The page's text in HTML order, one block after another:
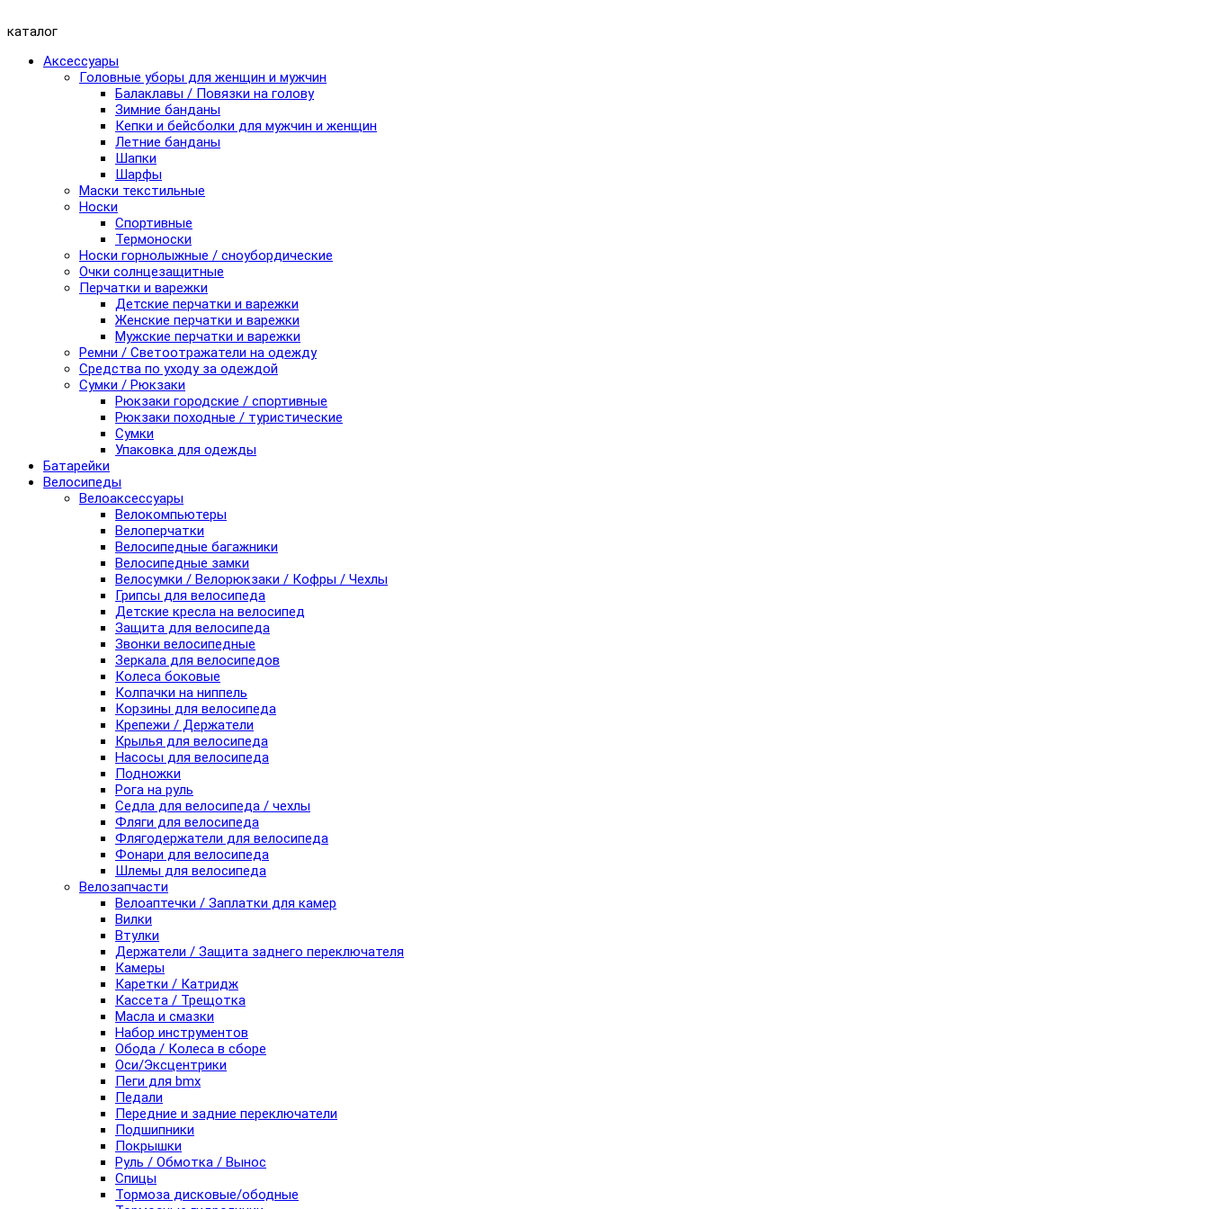
каталог
Аксессуары
Головные уборы для женщин и мужчин
Балаклавы / Повязки на голову
Зимние банданы
Кепки и бейсболки для мужчин и женщин
Летние банданы
Шапки
Шарфы
Маски текстильные
Носки
Спортивные
Термоноски
Носки горнолыжные / сноубордические
Очки солнцезащитные
Перчатки и варежки
Детские перчатки и варежки
Женские перчатки и варежки
Мужские перчатки и варежки
Ремни / Светоотражатели на одежду
Средства по уходу за одеждой
Сумки / Рюкзаки
Рюкзаки городские / спортивные
Рюкзаки походные / туристические
Сумки
Упаковка для одежды
Батарейки
Велосипеды
Велоаксессуары
Велокомпьютеры
Велоперчатки
Велосипедные багажники
Велосипедные замки
Велосумки / Велорюкзаки / Кофры / Чехлы
Грипсы для велосипеда
Детские кресла на велосипед
Защита для велосипеда
Звонки велосипедные
Зеркала для велосипедов
Колеса боковые
Колпачки на ниппель
Корзины для велосипеда
Крепежи / Держатели
Крылья для велосипеда
Насосы для велосипеда
Подножки
Рога на руль
Седла для велосипеда / чехлы
Фляги для велосипеда
Флягодержатели для велосипеда
Фонари для велосипеда
Шлемы для велосипеда
Велозапчасти
Велоаптечки / Заплатки для камер
Вилки
Втулки
Держатели / Защита заднего переключателя
Камеры
Каретки / Катридж
Кассета / Трещотка
Масла и смазки
Набор инструментов
Обода / Колеса в сборе
Оси/Эксцентрики
Пеги для bmx
Педали
Передние и задние переключатели
Подшипники
Покрышки
Руль / Обмотка / Вынос
Спицы
Тормоза дисковые/ободные